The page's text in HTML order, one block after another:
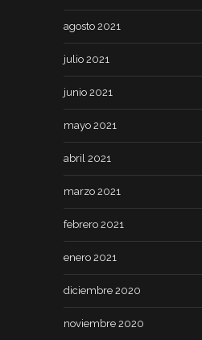
agosto 2021
julio 2021
junio 2021
mayo 2021
abril 2021
marzo 2021
febrero 2021
enero 2021
diciembre 2020
noviembre 2020